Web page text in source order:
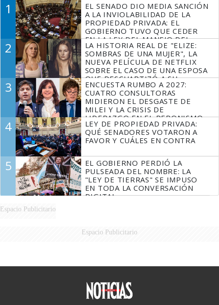
1
EL SENADO DIO MEDIA SANCIÓN
A LA INVIOLABILIDAD DE LA
PROPIEDAD PRIVADA: EL
GOBIERNO TUVO QUE CEDER
EN LA LEY DEL MANEJO DEL
FUEGO
2
LA HISTORIA REAL DE "ELIZE:
SOMBRAS DE UNA MUJER", LA
NUEVA PELÍCULA DE NETFLIX
SOBRE EL CASO DE UNA ESPOSA
QUE DESCUARTIZÓ A SU
MARIDO
3
ENCUESTA RUMBO A 2027:
CUATRO CONSULTORAS
MIDIERON EL DESGASTE DE
MILEI Y LA CRISIS DE
LIDERAZGO EN EL PERONISMO
4
LEY DE PROPIEDAD PRIVADA:
QUÉ SENADORES VOTARON A
FAVOR Y CUÁLES EN CONTRA
5
EL GOBIERNO PERDIÓ LA
PULSEADA DEL NOMBRE: LA
"LEY DE TIERRAS" SE IMPUSO
EN TODA LA CONVERSACIÓN
DIGITAL
Espacio Publicitario
Espacio Publicitario